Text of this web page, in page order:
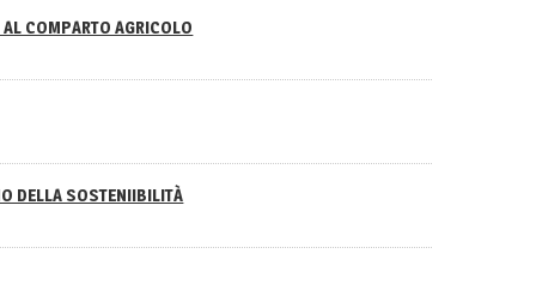
COMPARTO AGRICOLO
DELLA SOSTENIIBILITÀ